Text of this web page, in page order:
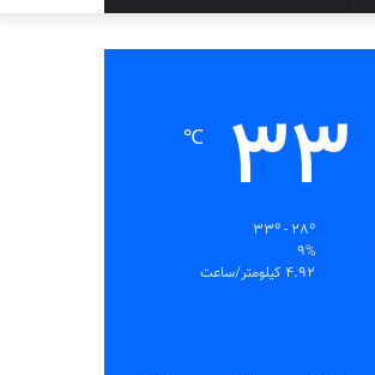
برای پوسته
33
℃
9%
4.92 کیلومتر/ساعت